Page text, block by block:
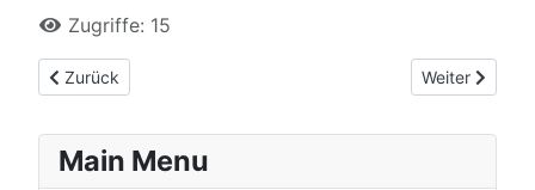
Zugriffe: 15
Vorheriger Beitrag: Bilder
Zurück Nächster
Weiter
Main Menu